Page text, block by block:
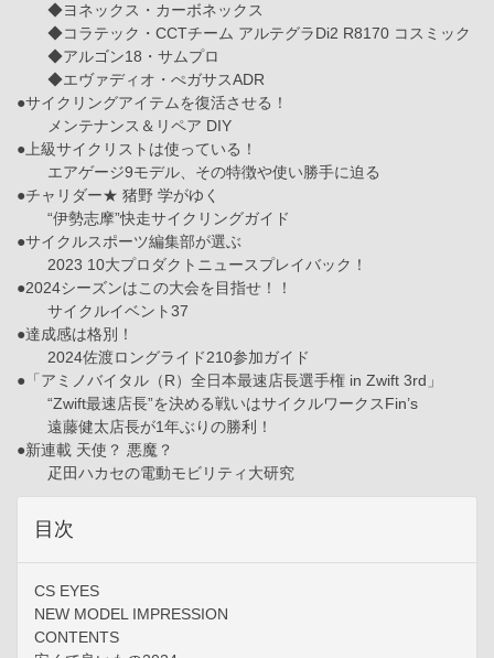
◆ヨネックス・カーボネックス
◆コラテック・CCTチーム アルテグラDi2 R8170 コスミック
◆アルゴン18・サムプロ
◆エヴァディオ・ぺガサスADR
●サイクリングアイテムを復活させる！
メンテナンス＆リペア DIY
●上級サイクリストは使っている！
エアゲージ9モデル、その特徴や使い勝手に迫る
●チャリダー★ 猪野 学がゆく
“伊勢志摩”快走サイクリングガイド
●サイクルスポーツ編集部が選ぶ
2023 10大プロダクトニュースプレイバック！
●2024シーズンはこの大会を目指せ！！
サイクルイベント37
●達成感は格別！
2024佐渡ロングライド210参加ガイド
●「アミノバイタル（R）全日本最速店長選手権 in Zwift 3rd」
“Zwift最速店長”を決める戦いはサイクルワークスFin’s
遠藤健太店長が1年ぶりの勝利！
●新連載 天使？ 悪魔？
疋田ハカセの電動モビリティ大研究
目次
CS EYES
NEW MODEL IMPRESSION
CONTENTS